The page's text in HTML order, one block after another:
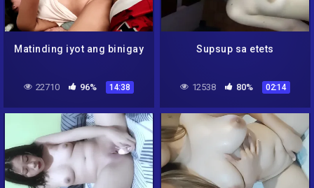
Matinding iyot ang binigay
22710 96% 14:38
Supsup sa etets
12538 80% 02:14